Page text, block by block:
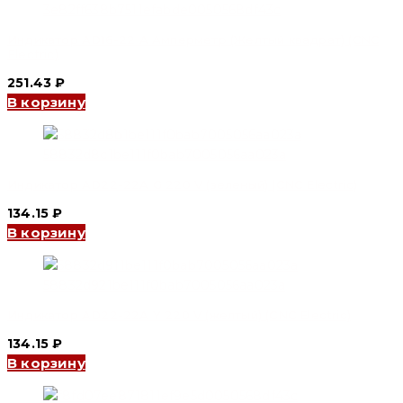
251.43₽
В корзину
134.15₽
В корзину
134.15₽
В корзину